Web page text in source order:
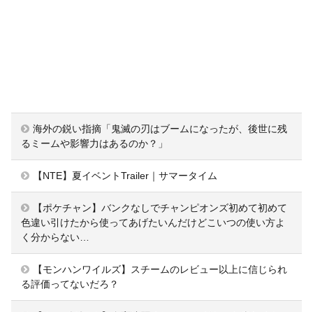
海外の鋭い指摘「鬼滅の刃はブームになったが、後世に残
るミームや影響力はあるのか？」
【NTE】夏イベントTrailer｜サマータイム
【ポケチャン】バンクなしでチャンピオンズ初めて初めて
色違い引けたから使ってあげたいんだけどこいつの使い方よ
く分からない…
【モンハンワイルズ】スチームのレビュー以上に信じられ
る評価ってないだろ？